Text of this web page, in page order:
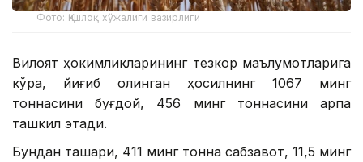
Фото: Қишлоқ хўжалиги вазирлиги
Вилоят ҳокимликларининг тезкор маълумотларига
кўра, йиғиб олинган ҳосилнинг 1067 минг
тоннасини буғдой, 456 минг тоннасини арпа
ташкил этади.
Бундан ташқари, 411 минг тонна сабзавот, 11,5 минг